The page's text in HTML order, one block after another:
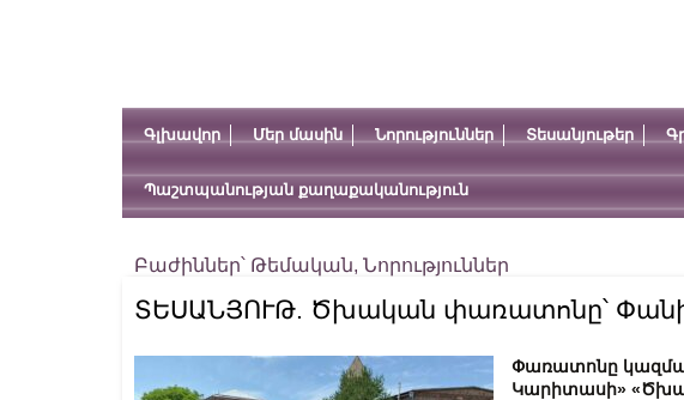
Գլխավոր Մեր մասին Նորություններ Տեսանյութեր
Պաշտպանության քաղաքականություն
Բաժիններ՝ Թեմական, Նորություններ
ՏԵՍԱՆՅՈՒԹ. Ծխական փառատոնը՝
Փառատոնը
Կարիտասի»